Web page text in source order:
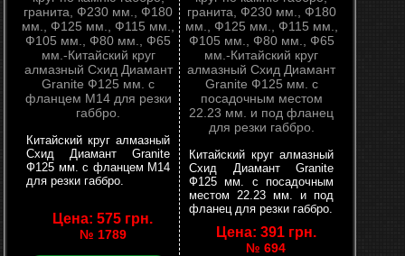
Китайский круг алмазный
Схид Диамант Granite
Ф125 мм. с фланцем М14
для резки габбро.
Цена: 575 грн.
№ 1789
Китайский круг алмазный
Схид Диамант Granite
Ф125 мм. с посадочным
местом 22.23 мм. и под
фланец для резки габбро.
Цена: 391 грн.
№ 694